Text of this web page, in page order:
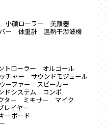
小顔ローラー
美顔器
ー 体重計
温熱干渉波機
トローラー
オルゴール
チャー
サウンドモジュール
ウーファー
スピーカー
ドシステム
コンポ
ター ミキサー
マイク
レイヤー
ーボード